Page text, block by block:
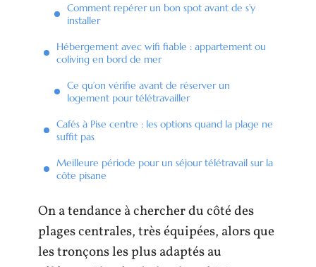
Comment repérer un bon spot avant de s’y
installer
Hébergement avec wifi fiable : appartement ou
coliving en bord de mer
Ce qu’on vérifie avant de réserver un
logement pour télétravailler
Cafés à Pise centre : les options quand la plage ne
suffit pas
Meilleure période pour un séjour télétravail sur la
côte pisane
On a tendance à chercher du côté des
plages centrales, très équipées, alors que
les tronçons les plus adaptés au